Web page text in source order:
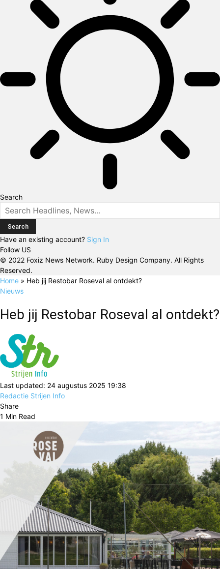
Search
Have an existing account? Sign In
Follow US
© 2022 Foxiz News Network. Ruby Design Company. All Rights
Reserved.
Home » Heb jij Restobar Roseval al ontdekt?
Nieuws
Heb jij Restobar Roseval al ontdekt?
Last updated: 24 augustus 2025 19:38
Redactie Strijen Info
Share
1 Min Read